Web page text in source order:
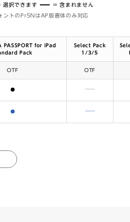
選択できます
= 含まれません
トのPr5NはAP版書体のみ対応
PASSPORT for iPad
Pack
Select Pack
1/3/5
OTF OTF
含まれません
含まれません